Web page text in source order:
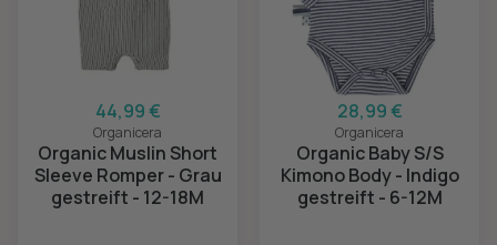
44,99 €
Organicera
Organic Muslin Short
Sleeve Romper - Grau
gestreift - 12-18M
28,99 €
Organicera
Organic Baby S/S
Kimono Body - Indigo
gestreift - 6-12M